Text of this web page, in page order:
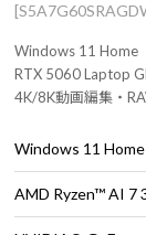
Windows 11 Home
RTX 5060 Laptop
4K/8K動画編集・
Windows 11
AMD Ryzen™ AI 7